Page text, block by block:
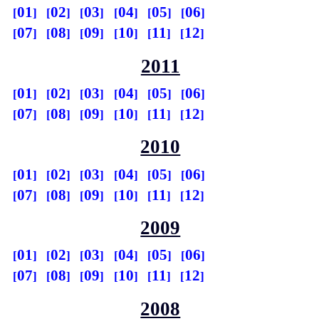
01 02 03 04 05
06
07
08 09 10 11 12
2011
01 02 03 04 05
06
07
08 09 10 11 12
2010
01 02 03 04 05
06
07
08 09 10 11 12
2009
01 02 03 04 05
06
07
08 09 10 11 12
2008